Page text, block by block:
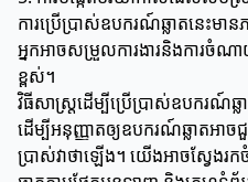
ការប្រើប្រាស់ឧបករណ៍ឆ្លាតនេះមានភ
អ្នកអាចសម្រួលការងារនិងការចំណ
ខ្ពស់។
វិធីសាស្ត្រដើម្បីប្រើប្រាស់ឧបករណ៍ឆ្ល
ដើម្បីអនុញ្ញាតឲ្យឧបករណ៍ឆ្លាតអាចជួ
ប្រាស់វាថាឡើង។ យើងអាចស្វែង